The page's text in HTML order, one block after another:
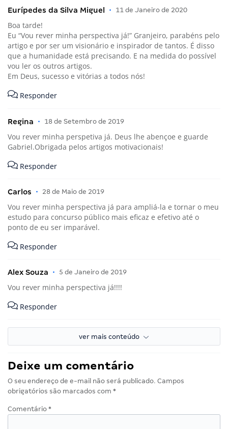
Eurípedes da Silva Miguel • 11 de Janeiro de 2020
Boa tarde!
Eu “Vou rever minha perspectiva já!” Granjeiro, parabéns pelo
artigo e por ser um visionário e inspirador de tantos. É disso
que a humanidade está precisando. E na medida do possível
vou ler os outros artigos.
Em Deus, sucesso e vitórias a todos nós!
Responder
Regina • 18 de Setembro de 2019
Vou rever minha perspetiva já. Deus lhe abençoe e guarde
Gabriel.Obrigada pelos artigos motivacionais!
Responder
Carlos • 28 de Maio de 2019
Vou rever minha perspectiva já para ampliá-la e tornar o meu
estudo para concurso público mais eficaz e efetivo até o
ponto de eu ser imparável.
Responder
Alex Souza • 5 de Janeiro de 2019
Vou rever minha perspectiva já!!!!
Responder
ver mais conteúdo
Deixe um comentário
O seu endereço de e-mail não será publicado. Campos
obrigatórios são marcados com *
Comentário *